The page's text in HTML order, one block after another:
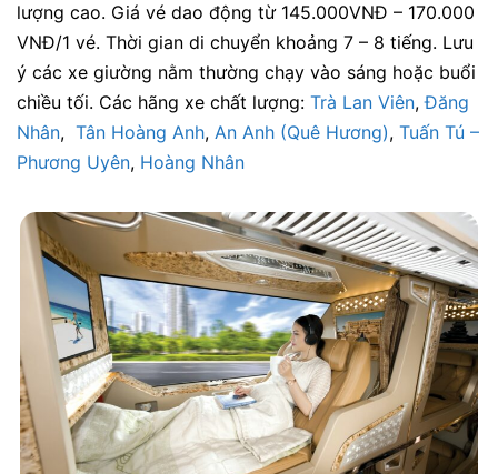
lượng cao. Giá vé dao động từ 145.000VNĐ – 170.000
VNĐ/1 vé. Thời gian di chuyển khoảng 7 – 8 tiếng. Lưu
ý các xe giường nằm thường chạy vào sáng hoặc buổi
chiều tối. Các hãng xe chất lượng: Trà Lan Viên, Đăng
Nhân, Tân Hoàng Anh, An Anh (Quê Hương), Tuấn Tú –
Phương Uyên, Hoàng Nhân